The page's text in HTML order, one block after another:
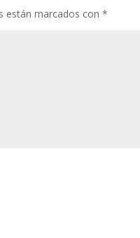
están marcados con *